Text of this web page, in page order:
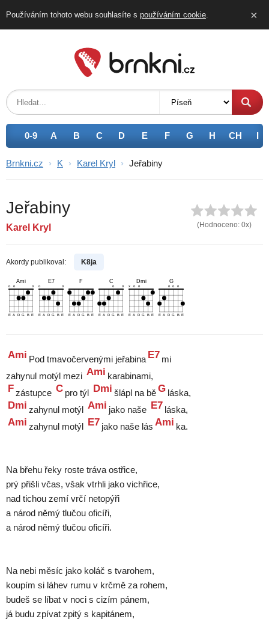
Používáním tohoto webu souhlasíte s používáním cookie. ×
0-9 A B C D E F G H CH I
Brnkni.cz › K › Karel Kryl › Jeřabiny
Jeřabiny
Karel Kryl (Hodnoceno: 0x)
Akordy publikoval: K8ja
o o o
E A D G B E
Ami
o o
E A D G B E
E7
E A D G B E
F
o o
E A D G B E
C
x o o
E A D G B E
Dmi
o o o
E A D G B E
G
Ami Pod tmavočervenými jeřabina E7 mi
zahynul motýl mezi Ami
Fzástupce C pro týl Dmi šlápl na běG
Dmi zahynul motýl Ami jako naše E7
Ami zahynul motýl E7 jako naše lás Ami ka.
Na břehu řeky roste tráva ostřice,
prý přišli včas, však vtrhli jako vichřice,
nad tichou zemí vrčí netopýři
a národ němý tlučou oficíři,
a národ němý tlučou oficíři.
Na nebi měsíc jako koláč s tvarohem,
koupím si láhev rumu v krčmě za rohem,
budeš se líbat v noci s cizím pánem,
já budu zpívat zpitý s kapitánem,